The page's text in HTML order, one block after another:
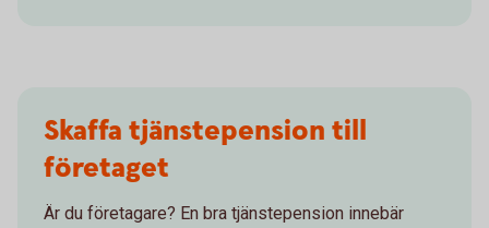
Skaffa tjänstepension till
företaget
Är du företagare? En bra tjänstepension innebär